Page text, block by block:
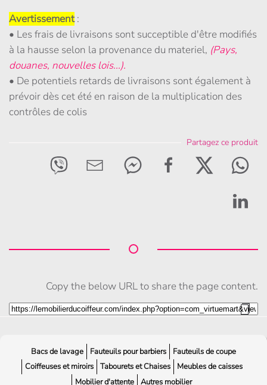
Avertissement:
• Les frais de livraisons sont succeptible d'être modifiés
à la hausse selon la provenance du materiel, (Pays,
douanes, nouvelles lois...).
• De potentiels retards de livraisons sont également à
prévoir dès cet été en raison de la multiplication des
contrôles de colis
Partagez ce produit
Copy the below URL to share the page content.
Bacs de lavage Fauteuils pour barbiers
Fauteuils de coupe
Coiffeuses et miroirs
Tabourets et Chaises
Meubles de caisses
Mobilier d'attente
Autres mobilier